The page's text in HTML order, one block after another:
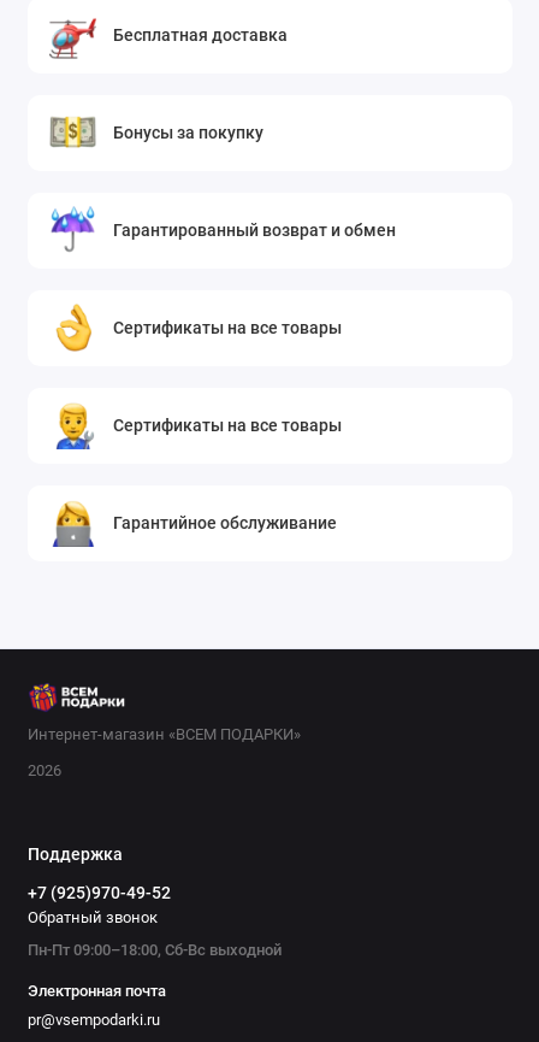
Бесплатная доставка
Бонусы за покупку
Гарантированный возврат и обмен
Сертификаты на все товары
Сертификаты на все товары
Гарантийное обслуживание
Интернет-магазин «ВСЕМ ПОДАРКИ»
2026
Поддержка
+7 (925)970-49-52
Обратный звонок
Пн-Пт 09:00–18:00, Сб-Вс выходной
Электронная почта
pr@vsempodarki.ru